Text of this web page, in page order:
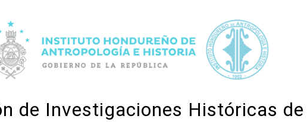
de Investigaciones Históricas